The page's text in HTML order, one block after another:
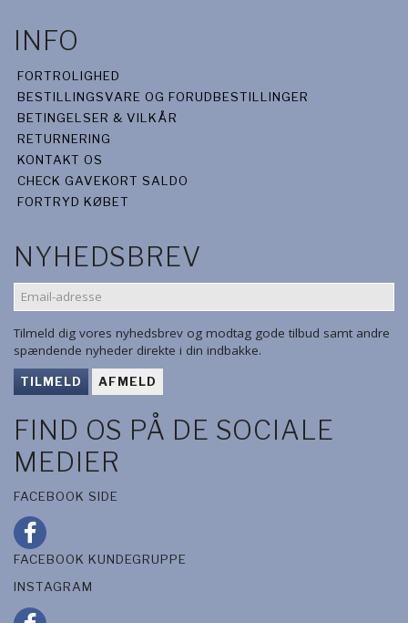
INFO
FORTROLIGHED
BESTILLINGSVARE OG FORUDBESTILLINGER
BETINGELSER & VILKÅR
RETURNERING
KONTAKT OS
CHECK GAVEKORT SALDO
FORTRYD KØBET
NYHEDSBREV
EMAIL-
ADRESSE
Tilmeld dig vores nyhedsbrev og modtag gode tilbud samt andre
spændende nyheder direkte i din indbakke.
TILMELD AFMELD
FIND OS PÅ DE SOCIALE
MEDIER
FACEBOOK SIDE
FACEBOOK KUNDEGRUPPE
INSTAGRAM